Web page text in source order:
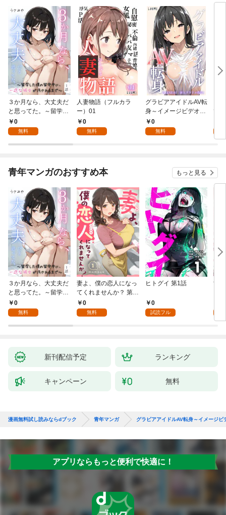
３か月なら、大丈夫だ
と思ってた。～留学し
た僕の留守中に、一途
な彼女が汚されるまで
0
無料
人妻物語（フルカラ
ー）01
0
無料
グラビアアイドルAV転
身～イメージビデオ撮
影って聞いてきたのに
～scene.01
0
無料
て
青年マンガのおすすめ本 もっと見る
３か月なら、大丈夫だ
と思ってた。～留学し
た僕の留守中に、一途
な彼女が汚されるまで
0
無料
妻よ、僕の恋人になっ
てくれませんか？ 第1
話0
無料
ヒトグイ 第1話
0
試読フル
世
新刊配信予定 ランキング
キャンペーン 無料
漫画無料試し読みならdブック 青年マンガ グラビアアイドルAV転身～イメージ
アプリならもっと便利で快適に！